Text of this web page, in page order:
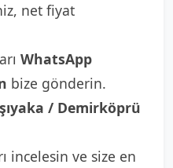
net fiyat
WhatsApp
bize gönderin.
/ Demirköprü
incelesin ve size en